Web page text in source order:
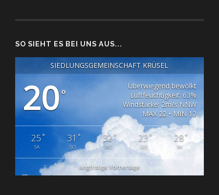
SO SIEHT ES BEI UNS AUS...
SIEDLUNGSGEMEINSCHAFT KRÜSEL
20°
Überwiegend bewölkt
Luftfeuchtigkeit: 63%
Windstärke: 2m/s NNW
MAX 22 • MIN 12
25°
SA
31 °
SO
32°
MO
23°
DIE
28°
MI
langfristige Vorhersage